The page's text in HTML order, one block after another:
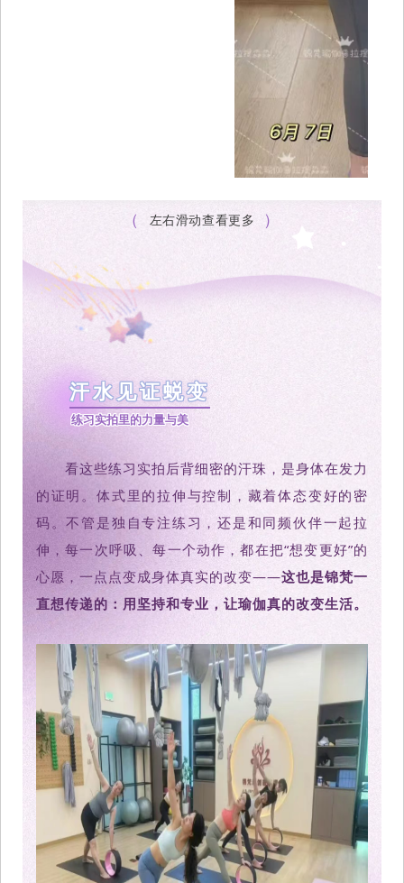
（ 左右滑动查看更多 ）
汗水见证蜕变
练习实拍里的力量与美
看这些练习实拍后背细密的汗珠，是身体在发力
的证明。体式里的拉伸与控制，藏着体态变好的密
码。不管是独自专注练习，还是和同频伙伴一起拉
伸，每一次呼吸、每一个动作，都在把“想变更好”的
心愿，一点点变成身体真实的改变——这也是锦梵一
直想传递的：用坚持和专业，让瑜伽真的改变生活。